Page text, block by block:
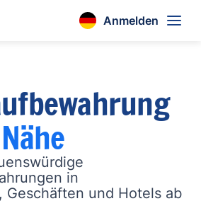
Anmelden
in
Geschäften und Hotels ab